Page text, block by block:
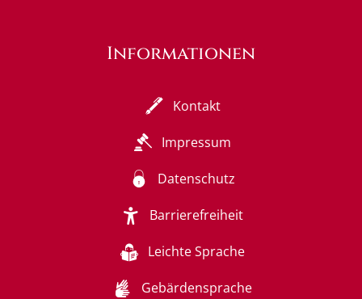
Informationen
Kontakt
Impressum
Datenschutz
Barrierefreiheit
Leichte Sprache
Gebärdensprache